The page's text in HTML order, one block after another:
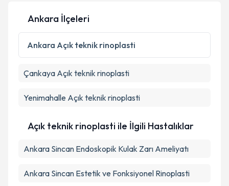
Ankara İlçeleri
Ankara Açık teknik rinoplasti
Çankaya Açık teknik rinoplasti
Yenimahalle Açık teknik rinoplasti
Açık teknik rinoplasti ile İlgili Hastalıklar
Ankara Sincan Endoskopik Kulak Zarı Ameliyatı
Ankara Sincan Estetik ve Fonksiyonel Rinoplasti